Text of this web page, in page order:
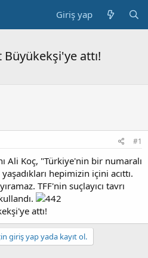
Giriş yap
attı!
#1
Ali Koç, "Türkiye'nin bir numaralı
hepimizin içini acıttı.
TFF'nin suçlayıcı tavrı
attı!
giriş yap yada kayıt ol.